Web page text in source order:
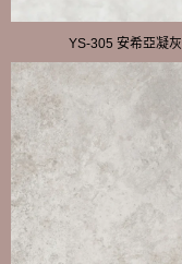
YS-305 安希亞凝灰